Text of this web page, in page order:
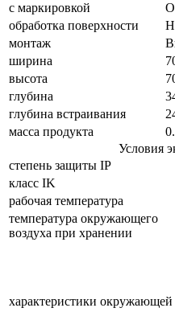
с маркировкой
обработка поверхности
монтаж
ширина
высота
глубина
глубина встраивания
масса продукта
Условия
cтепень защиты IP
класс IK
рабочая температура
температура окружающего
воздуха при хранении
характеристики окружающей